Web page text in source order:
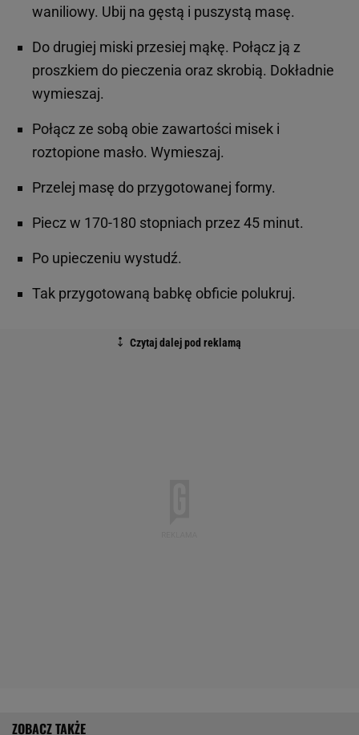
waniliowy. Ubij na gęstą i puszystą masę.
Do drugiej miski przesiej mąkę. Połącz ją z
proszkiem do pieczenia oraz skrobią. Dokładnie
wymieszaj.
Połącz ze sobą obie zawartości misek i
roztopione masło. Wymieszaj.
Przelej masę do przygotowanej formy.
Piecz w 170-180 stopniach przez 45 minut.
Po upieczeniu wystudź.
Tak przygotowaną babkę obficie polukruj.